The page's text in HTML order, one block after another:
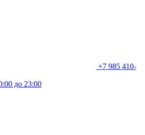
+7 985 410-
до 23:00